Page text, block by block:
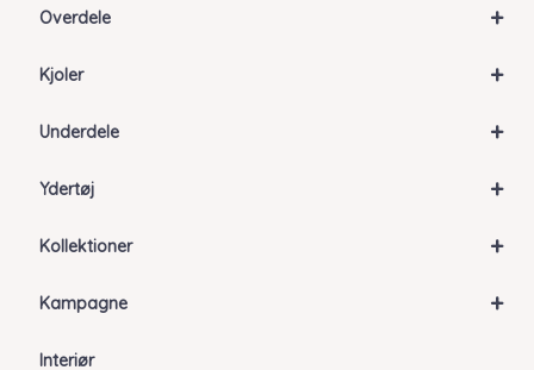
+
Overdele
+
Kjoler
+
Underdele
+
Ydertøj
+
Kollektioner
+
Kampagne
Interiør